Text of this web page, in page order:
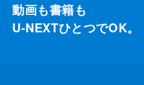
動画も書籍も
U-NEXTひとつでOK。